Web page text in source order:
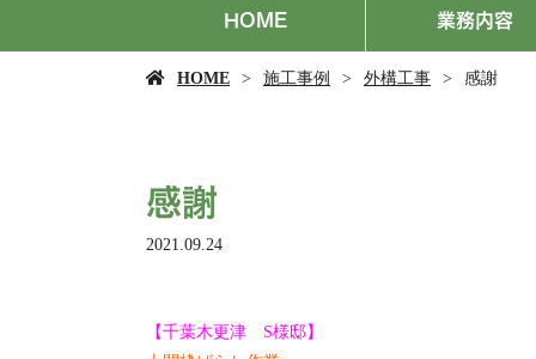
HOME 業務内容
HOME 施工事例 外構工事 感謝
感謝
2021.09.24
【千葉木更津 S様邸】